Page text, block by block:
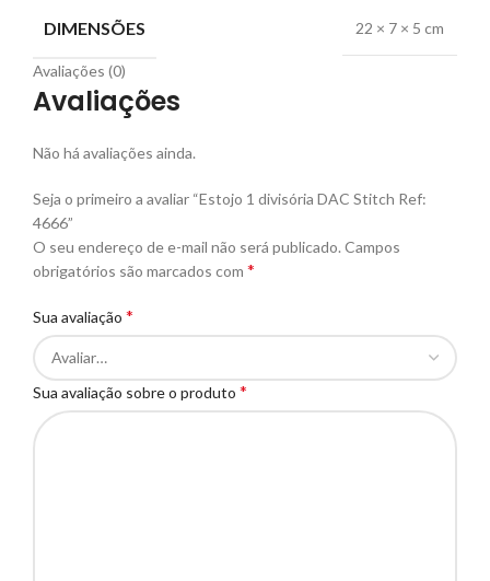
DIMENSÕES 22 × 7 × 5 cm
Avaliações (0)
Avaliações
Não há avaliações ainda.
Seja o primeiro a avaliar “Estojo 1 divisória DAC Stitch Ref:
4666”
O seu endereço de e-mail não será publicado.Campos
obrigatórios são marcados com *
Sua avaliação *
Sua avaliação sobre o produto *